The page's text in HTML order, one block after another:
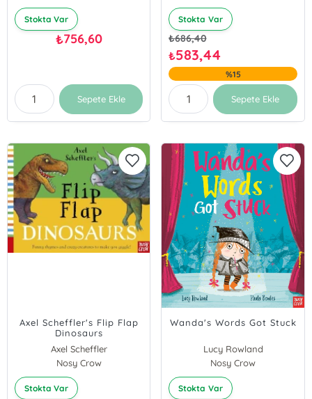
Stokta Var
₺756,60
Sepete Ekle
Stokta Var
₺686,40
₺583,44
%15
Sepete Ekle
Axel Scheffler's Flip Flap
Dinosaurs
Axel Scheffler
Nosy Crow
Stokta Var
Wanda's Words Got Stuck
Lucy Rowland
Nosy Crow
Stokta Var